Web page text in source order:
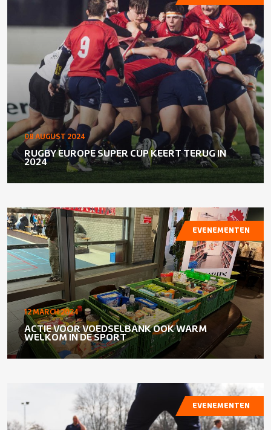
08 AUGUST 2024
RUGBY EUROPE SUPER CUP KEERT TERUG IN
2024
12 MARCH 2024
ACTIE VOOR VOEDSELBANK OOK WARM
WELKOM IN DE SPORT
EVENEMENTEN
EVENEMENTEN